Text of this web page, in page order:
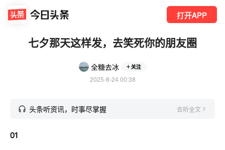
打开APP
七夕那天这样发，去笑死你的朋友圈
全糖去冰 关注
2025-8-24 00:38
头条听资讯，时事尽掌握 去听全文
01